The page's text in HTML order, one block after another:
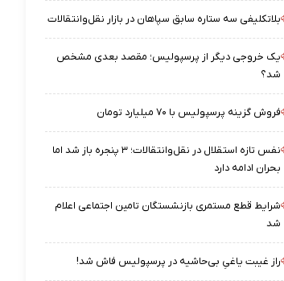
بلاتکلیفی سه ستاره سابق سپاهان در بازار نقل‌وانتقالات
یک خروجی دیگر از پرسپولیس؛ مقصد بعدی مشخص
شد؟
فروش گزینه پرسپولیس با ۷۰ میلیارد تومان
نفس تازه استقلال در نقل‌وانتقالات؛ ۳ پنجره باز شد اما
بحران ادامه دارد
شرایط قطع مستمری بازنشستگان تامین اجتماعی اعلام
شد
راز غیبت یاغیِ بی‌حاشیه در پرسپولیس فاش شد!